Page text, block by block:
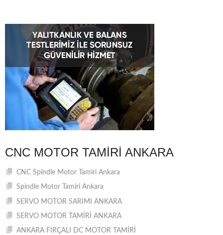
CNC MOTOR TAMIRI ANKARA
CNC Spindle Motor Tamiri Ankara
Spindle Motor Tamiri Ankara
SERVO MOTOR SARIMI ANKARA
SERVO MOTOR TAMİRİ ANKARA
ANKARA FIRÇALI DC MOTOR TAMİRİ